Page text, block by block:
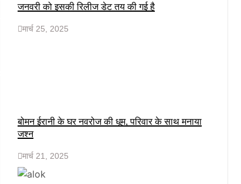
जनवरी को इसकी रिलीज डेट तय की गई है
मार्च 25, 2025
बोमन ईरानी के घर नवरोज की धूम, परिवार के साथ मनाया
जश्न
मार्च 21, 2025